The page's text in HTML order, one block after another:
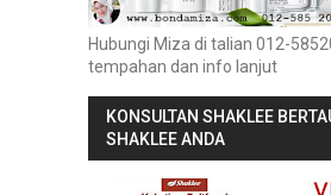
Hubungi Miza di talian 012-
tempahan dan info lanjut
KONSULTAN SHAKLEE
SHAKLEE ANDA